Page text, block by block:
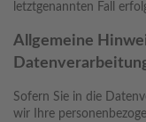
letztgenannten Fall
Allgemeine
Sofern Sie in die
wir Ihre